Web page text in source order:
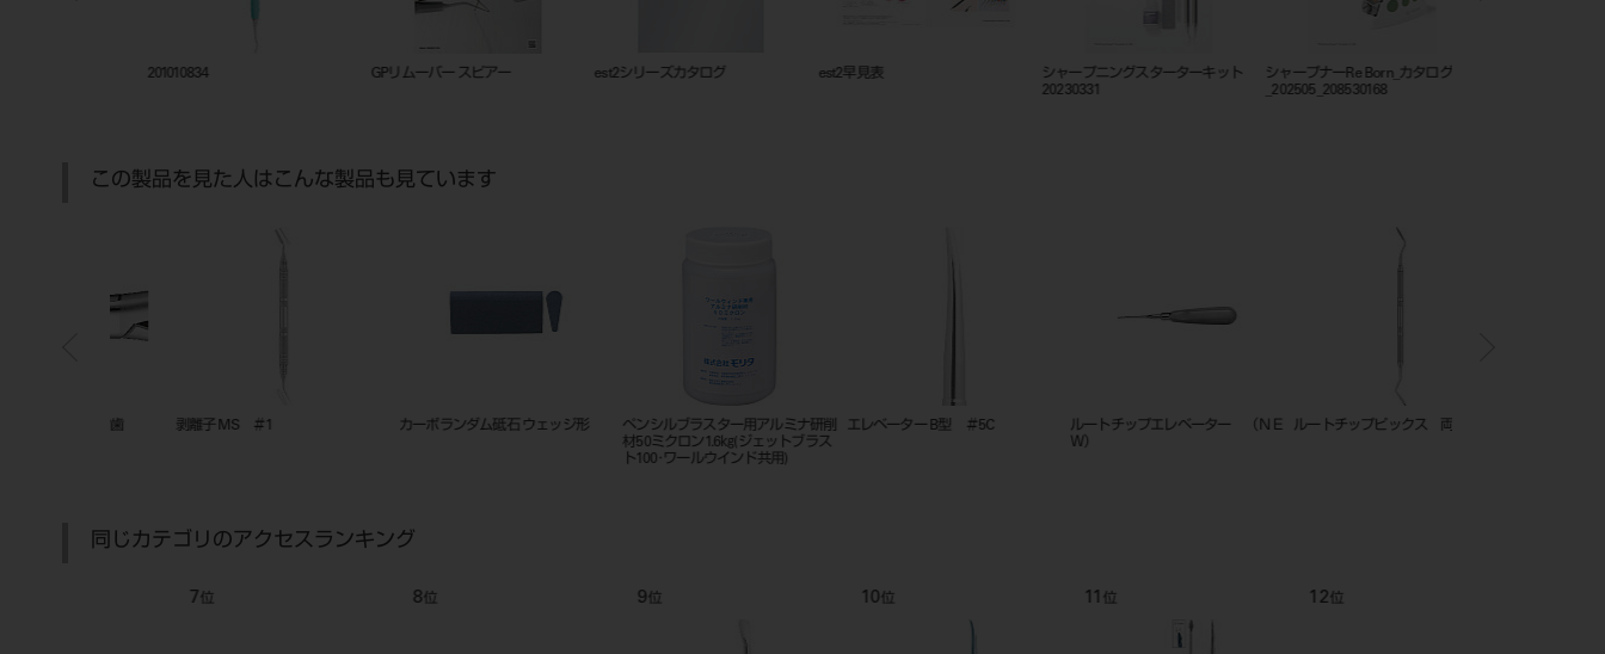
201010834 GPリムーバー スピアー est2シリーズカタログ est2早見表
シャープニングスターターキット
20230331
シャープナーRe Born_カタログ
_202505_208530168
この製品を見た人はこんな製品も見ています
剥離子 MS ＃1 カーボランダム砥石 ウェッジ形
ペンシルブラスター用アルミナ研削
材50ミクロン1.6㎏(ジェットブラス
ト100･ワールウインド共用)
エレベーター B型 ＃5C
ルートチップエレベーター （ＮＥ
ルートチップピックス 両頭
同じカテゴリのアクセスランキング